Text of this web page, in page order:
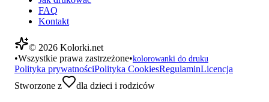
FAQ
Kontakt
© 2026 Kolorki.net
•Wszystkie prawa zastrzeżone•kolorowanki do druku
Polityka prywatnościPolityka CookiesRegulaminLicencja
Stworzone z
dla dzieci i rodziców